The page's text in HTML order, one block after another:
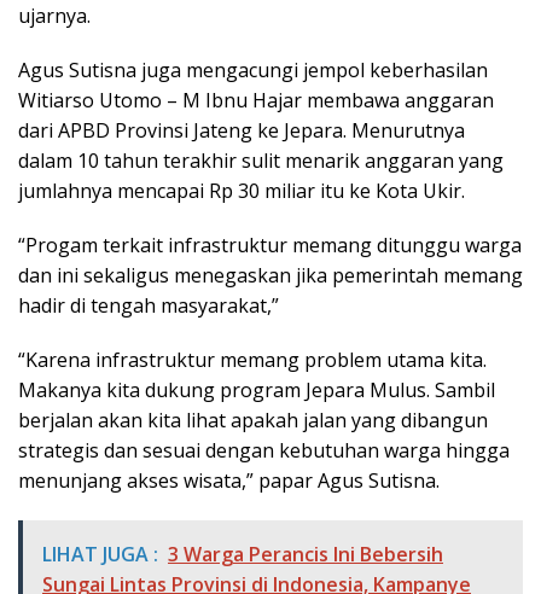
ujarnya.
Agus Sutisna juga mengacungi jempol keberhasilan
Witiarso Utomo – M Ibnu Hajar membawa anggaran
dari APBD Provinsi Jateng ke Jepara. Menurutnya
dalam 10 tahun terakhir sulit menarik anggaran yang
jumlahnya mencapai Rp 30 miliar itu ke Kota Ukir.
“Progam terkait infrastruktur memang ditunggu warga
dan ini sekaligus menegaskan jika pemerintah memang
hadir di tengah masyarakat,”
“Karena infrastruktur memang problem utama kita.
Makanya kita dukung program Jepara Mulus. Sambil
berjalan akan kita lihat apakah jalan yang dibangun
strategis dan sesuai dengan kebutuhan warga hingga
menunjang akses wisata,” papar Agus Sutisna.
LIHAT JUGA : 3 Warga Perancis Ini Bebersih
Sungai Lintas Provinsi di Indonesia, Kampanye